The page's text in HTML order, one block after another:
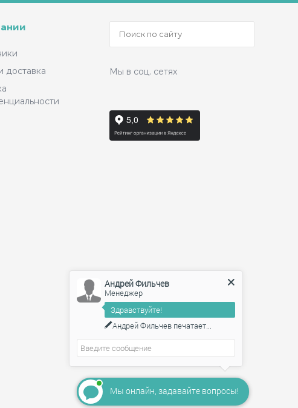
доставка
Мы в соц. сетях
Мы онлайн, задавайте вопросы!
Андрей Фильчев
Менеджер
Здравствуйте!
Андрей Фильчев печатает...